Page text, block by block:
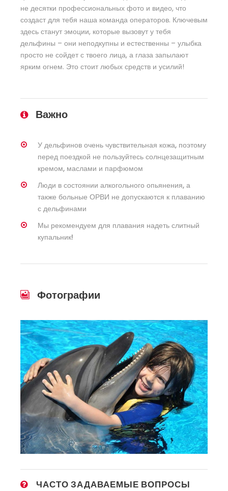
не десятки профессиональных фото и видео, что
создаст для тебя наша команда операторов. Ключевым
здесь станут эмоции, которые вызовут у тебя
дельфины – они неподкупны и естественны – улыбка
просто не сойдет с твоего лица, а глаза запылают
ярким огнем. Это стоит любых средств и усилий!
Важно
У дельфинов очень чувствительная кожа, поэтому
перед поездкой не пользуйтесь солнцезащитным
кремом, маслами и парфюмом
Люди в состоянии алкогольного опьянения, а
также больные ОРВИ не допускаются к плаванию
с дельфинами
Мы рекомендуем для плавания надеть слитный
купальник!
Фотографии
ЧАСТО ЗАДАВАЕМЫЕ ВОПРОСЫ